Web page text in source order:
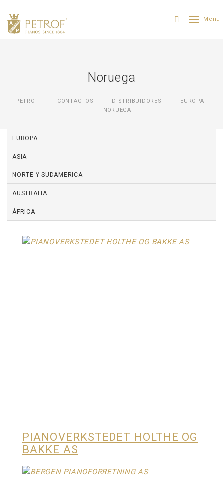
Noruega
PETROF CONTACTOS DISTRIBUIDORES
ЕUROPA
NORUEGA
EUROPA
ASIA
NORTE Y SUDAMERICA
AUSTRALIA
ÁFRICA
PIANOVERKSTEDET HOLTHE OG
BAKKE AS